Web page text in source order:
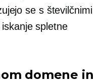
se s številčnimi
spletne
domene in